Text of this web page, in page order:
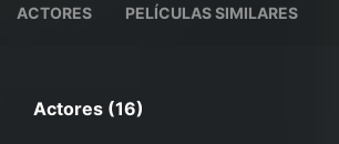
ACTORES PELÍCULAS SIMILARES
Actores (16)